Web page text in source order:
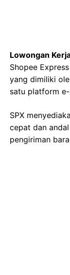
Lowongan
Shopee
yang dimiliki
satu platform
SPX
cepat dan
pengiriman